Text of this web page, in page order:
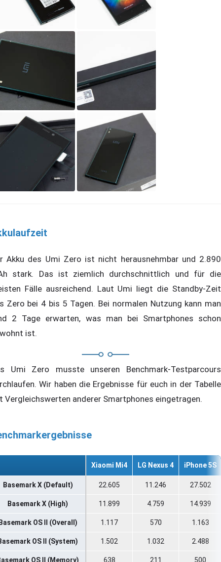
Akku des Umi Zero ist nicht herausnehmbar und 2.890
stark. Das ist ziemlich durchschnittlich und für die
Fälle ausreichend. Laut Umi liegt die Standby-Zeit
Zero bei 4 bis 5 Tagen. Bei normalen Nutzung kann man
2 Tage erwarten, was man bei Smartphones schon
ist.
Umi Zero musste unseren Benchmark-Testparcours
Wir haben die Ergebnisse für euch in der Tabelle
Vergleichswerten anderer Smartphones eingetragen.
Xiaomi Mi4 LG Nexus 4 iPhone 5S
Basemark X (Default) 22.605 11.246 27.502
Basemark X (High) 11.899 4.759 14.939
OS II (Overall) 1.117 570 1.163
OS II (System) 1.502 1.032 2.488
OS II (Memory) 638 211 500